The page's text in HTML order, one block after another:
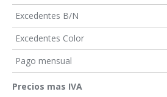
Excedentes B/N
Excedentes Color
Pago mensual
Precios mas IVA